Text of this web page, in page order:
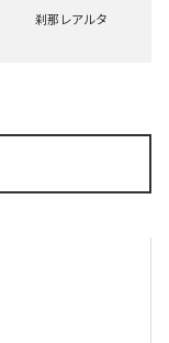
刹那レアルタ